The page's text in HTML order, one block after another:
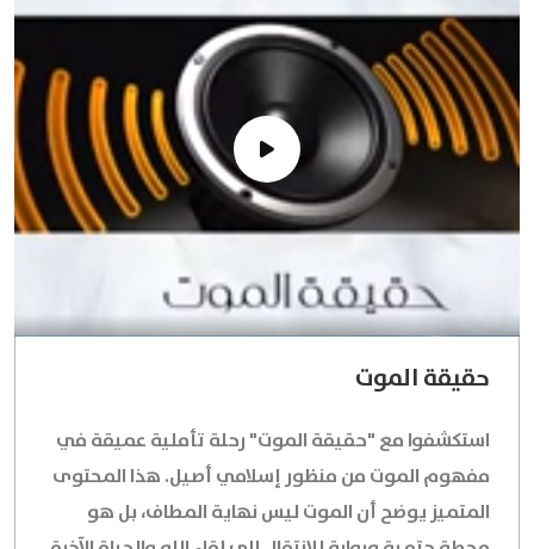
حقيقة الموت
استكشفوا مع "حقيقة الموت" رحلة تأملية عميقة في
مفهوم الموت من منظور إسلامي أصيل. هذا المحتوى
المتميز يوضح أن الموت ليس نهاية المطاف، بل هو